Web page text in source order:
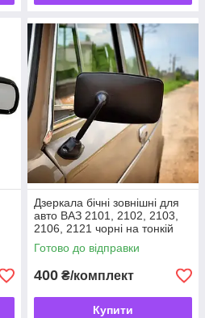
Дзеркала бічні зовнішні для
авто ВАЗ 2101, 2102, 2103,
2106, 2121 чорні на тонкій
ніжці 2ШТ
Готово до відправки
400 ₴/комплект
Купити